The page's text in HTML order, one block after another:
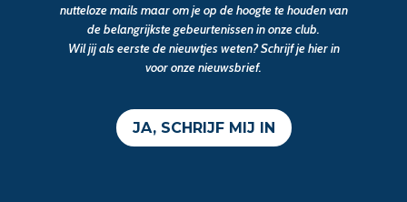
nutteloze mails maar om je op de hoogte te houden van
de belangrijkste gebeurtenissen in onze club.
Wil jij als eerste de nieuwtjes weten? Schrijf je hier in
voor onze nieuwsbrief.
JA, SCHRIJF MIJ IN